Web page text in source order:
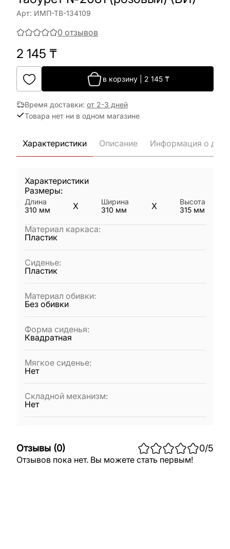
Арт: ИМП-ТВ-134109
0 отзывов
2 145 ₸
в корзину| 2 145₸
Время доставки: от 2-3 дней
Товара нет ни в одном магазине
Характеристики Описание Информация о
Характеристики
Размеры:
Длина
310 мм X
Ширина
310 мм X
Высота
315 мм
Материал каркаса:
Пластик
Сиденье:
Пластик
Материал обивки:
Без обивки
Форма сиденья:
Квадратная
Мягкое сиденье:
Нет
Складной механизм:
Нет
Отзывы (0) 0/5
Отзывов пока нет. Вы можете стать первым!